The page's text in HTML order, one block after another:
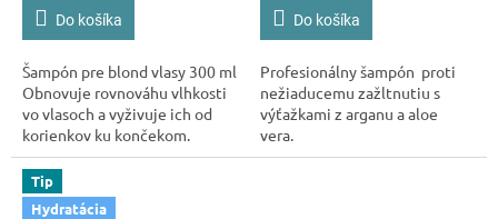
Do košíka
Šampón pre blond vlasy 300 ml
Obnovuje rovnováhu vlhkosti
vo vlasoch a vyživuje ich od
korienkov ku končekom.
Do košíka
Profesionálny šampón proti
nežiaducemu zažltnutiu s
výťažkami z arganu a aloe
vera.
Tip
Hydratácia